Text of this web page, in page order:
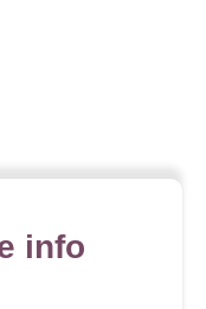
info